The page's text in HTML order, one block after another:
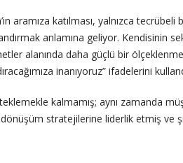
aramıza katılması, yalnızca tecrübeli
anlamına geliyor. Kendisinin
alanında daha güçlü bir ölçeklenme
inanıyoruz” ifadelerini
kalmamış; aynı zamanda
stratejilerine liderlik etmiş ve